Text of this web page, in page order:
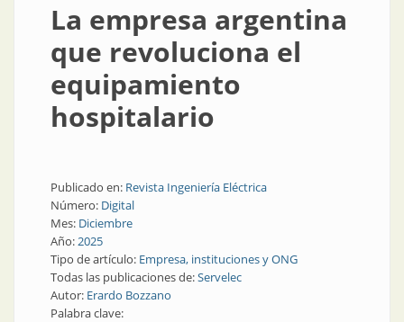
La empresa argentina
que revoluciona el
equipamiento
hospitalario
Publicado en: Revista Ingeniería Eléctrica
Número: Digital
Mes: Diciembre
Año:2025
Tipo de artículo: Empresa, instituciones y ONG
Todas las publicaciones de:Servelec
Autor: Erardo Bozzano
Palabra clave: